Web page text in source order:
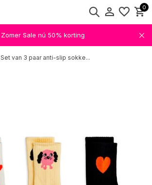
0
Zomer Sale nú 50% korting
Set van 3 paar anti-slip sokke...